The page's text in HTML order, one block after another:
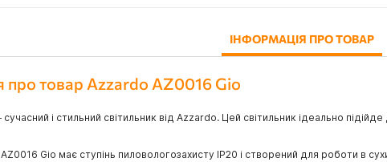
ІНФОРМАЦІЯ ПРО ТОВАР
про товар Azzardo AZ0016 Gio
і стильний світильник від Azzardo. Цей світильник ідеально
Gio має ступінь пиловологозахисту IP20 і створений для роботи в